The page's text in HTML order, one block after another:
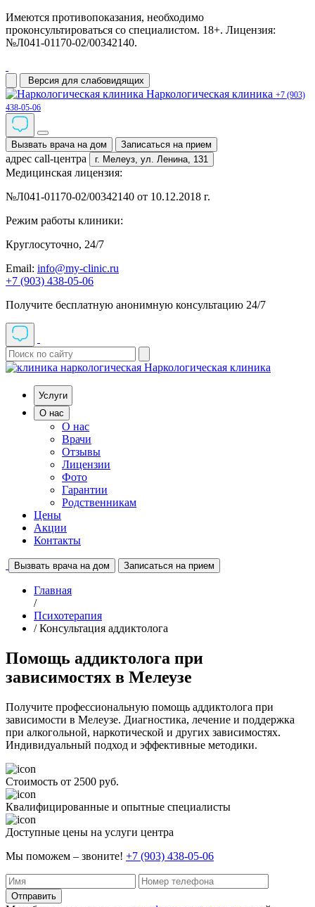
Имеются противопоказания, необходимо
проконсультироваться со специалистом. 18+. Лицензия:
№Л041-01170-02/00342140.
Версия для слабовидящих
Наркологическая клиника +7 (903)
438-05-06
Вызвать врача на дом Записаться на прием
адрес call-центра г. Мелеуз, ул. Ленина, 131
Медицинская лицензия:
№Л041-01170-02/00342140 от 10.12.2018 г.
Режим работы клиники:
Круглосуточно, 24/7
Email: info@my-clinic.ru
+7 (903) 438-05-06
Получите бесплатную анонимную консультацию 24/7
Наркологическая клиника
Услуги
О нас
О нас
Врачи
Отзывы
Лицензии
Фото
Гарантии
Родственникам
Цены
Акции
Контакты
Вызвать врача на дом Записаться на прием
Главная
/
Психотерапия
/ Консультация аддиктолога
Помощь аддиктолога при
зависимостях в Мелеузе
Получите профессиональную помощь аддиктолога при
зависимости в Мелеузе. Диагностика, лечение и поддержка
при алкогольной, наркотической и других зависимостях.
Индивидуальный подход и эффективные методики.
Стоимость от 2500 руб.
Квалифицированные и опытные специалисты
Доступные цены на услуги центра
Мы поможем – звоните! +7 (903) 438-05-06
Отправить